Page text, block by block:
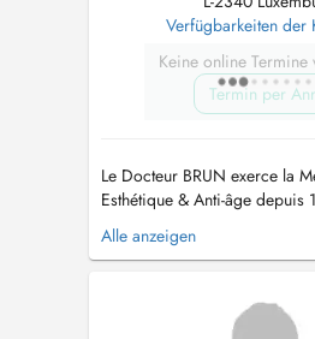
Verfügbarkeiten der
Keine online Termine
Termin per
Le Docteur BRUN exerce la
Esthétique & Anti-âge depuis
titulaire du Diplôme de
Paris V mais est également
exerce à la Clinique
située 32 Rue Philippe II
Alle anzeigen